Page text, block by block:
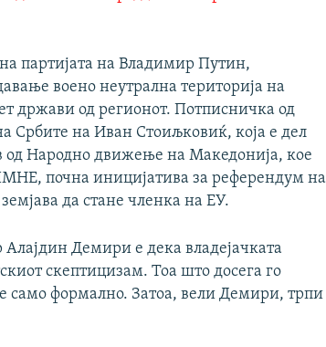
партијата на Владимир Путин,
воено неутрална територија на
држави од регионот. Потписничка од
Србите на Иван Стоиљковиќ, која е дел
од Народно движење на Македонија, кое
почна иницијатива за референдум на
да стане членка на ЕУ.
Демири е дека владејачката
скептицизам. Тоа што досега го
само формално. Затоа, вели Демири, трпи